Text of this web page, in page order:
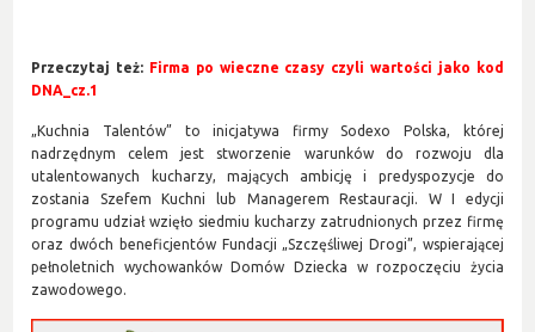
Przeczytaj też: Firma po wieczne czasy czyli wartości jako kod
DNA_cz.1
„Kuchnia Talentów” to inicjatywa firmy Sodexo Polska, której
nadrzędnym celem jest stworzenie warunków do rozwoju dla
utalentowanych kucharzy, mających ambicję i predyspozycje do
zostania Szefem Kuchni lub Managerem Restauracji. W I edycji
programu udział wzięło siedmiu kucharzy zatrudnionych przez firmę
oraz dwóch beneficjentów Fundacji „Szczęśliwej Drogi”, wspierającej
pełnoletnich wychowanków Domów Dziecka w rozpoczęciu życia
zawodowego.